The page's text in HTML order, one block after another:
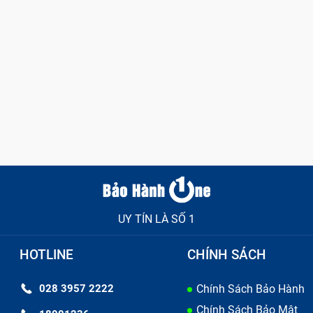
UY TÍN LÀ SỐ 1
HOTLINE
028 3957 2222
CHÍNH SÁCH
Chính Sách Bảo Hành
Chính Sách Bảo Mật